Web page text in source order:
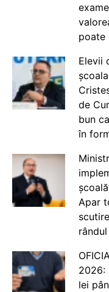
poate
Elevii
de
bun
în
Apar
2026:
lei